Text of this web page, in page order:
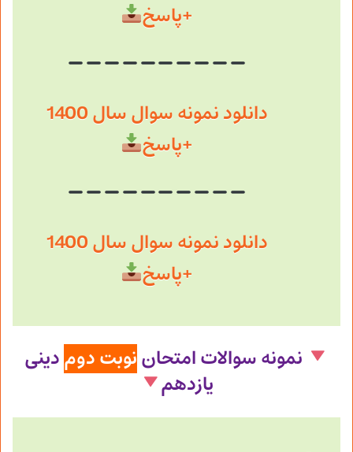
+پاسخ
دانلود نمونه سوال سال 1400
+پاسخ
دانلود نمونه سوال سال 1400
+پاسخ
نمونه سوالات امتحاننوبت دومدینی
یازدهم